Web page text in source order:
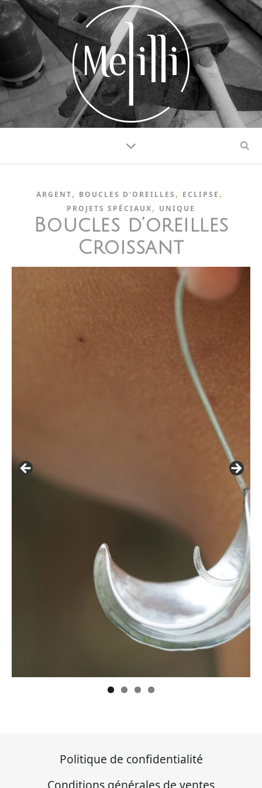
ARGENT, BOUCLES D'OREILLES , ECLIPSE ,
PROJETS SPÉCIAUX, UNIQUE
Boucles d’oreilles
Croissant
Conditions générales de ventes
Politique de confidentialité